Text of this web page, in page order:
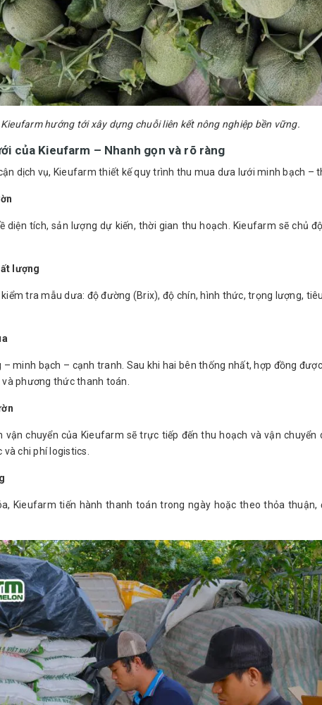
Kieufarm hướng tới xây dựng chuỗi liên kết nông nghiệp bền vững.
của Kieufarm – Nhanh gọn và rõ ràng
dịch vụ, Kieufarm thiết kế quy trình thu mua dưa lưới minh bạch –
diện tích, sản lượng dự kiến, thời gian thu hoạch. Kieufarm sẽ chủ
lượng
tra mẫu dưa: độ đường (Brix), độ chín, hình thức, trọng lượng,
minh bạch – cạnh tranh. Sau khi hai bên thống nhất, hợp đồng
phương thức thanh toán.
vận chuyển của Kieufarm sẽ trực tiếp đến thu hoạch và vận
chi phí logistics.
Kieufarm tiến hành thanh toán trong ngày hoặc theo thỏa thuận,